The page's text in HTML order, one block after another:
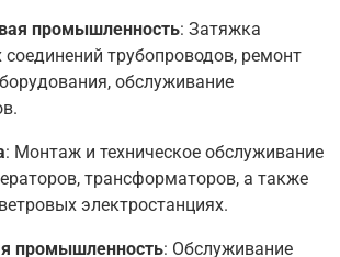
промышленность: Затяжка
трубопроводов, ремонт
обслуживание
: Монтаж и техническое обслуживание
трансформаторов, а также
электростанциях.
промышленность: Обслуживание